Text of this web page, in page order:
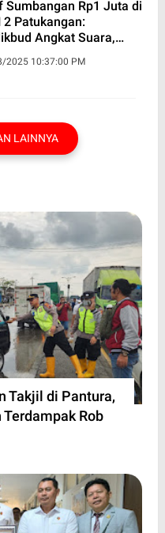
Sumbangan Rp1 Juta di
2 Patukangan:
Angkat Suara,
2025 10:37:00 PM
LAINNYA
Takjil di Pantura,
Rob